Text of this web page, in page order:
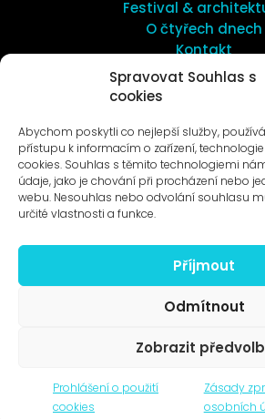
Spravovat Souhlas s
cookies
Abychom poskytli co nejlepší služby,
přístupu k informacím o zařízení,
cookies. Souhlas s těmito technologiemi
údaje, jako je chování při procházení nebo
webu. Nesouhlas nebo odvolání souhlasu
určité vlastnosti a funkce.
Příjmout
Odmítnout
Zobrazit
Prohlášení o použití
cookies
Zásady
osobních
Festival &
O čtyřech dnech
Kontakt
O umění v Motole
Novinky na e-
© 1996–2025
Čtyři dny, z.s. / Four Days